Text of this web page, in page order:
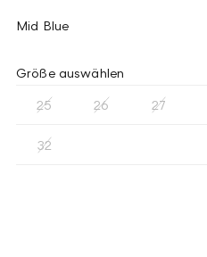
Mid Blue
Größe auswählen
25 26 27
32